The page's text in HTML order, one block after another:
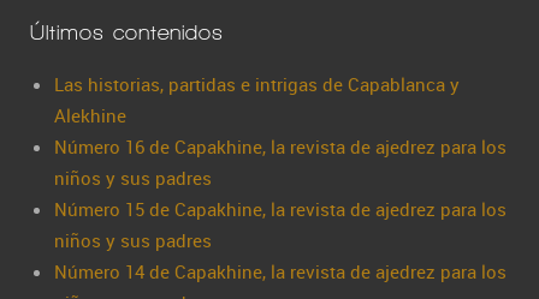
Últimos contenidos
Las historias, partidas e intrigas de Capablanca y
Alekhine
Número 16 de Capakhine, la revista de ajedrez para los
niños y sus padres
Número 15 de Capakhine, la revista de ajedrez para los
niños y sus padres
Número 14 de Capakhine, la revista de ajedrez para los